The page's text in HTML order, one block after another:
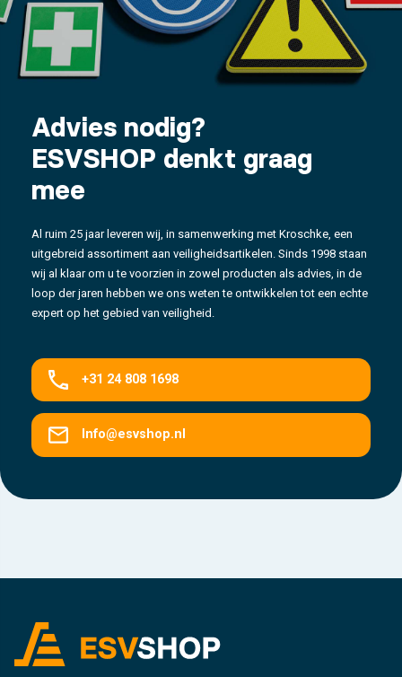
Advies nodig?
ESVSHOP denkt graag
mee
Al ruim 25 jaar leveren wij, in samenwerking met Kroschke, een
uitgebreid assortiment aan veiligheidsartikelen. Sinds 1998 staan
wij al klaar om u te voorzien in zowel producten als advies, in de
loop der jaren hebben we ons weten te ontwikkelen tot een echte
expert op het gebied van veiligheid.
+31 24 808 1698
Info@esvshop.nl